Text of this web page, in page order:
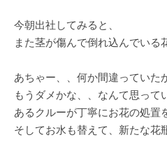
今朝出社してみると、
また茎が傷んで倒れ込んでいる
あちゃー、、何か間違っていた
もうダメかな、、なんて思って
あるクルーが丁寧にお花の処置
そしてお水も替えて、新たな花